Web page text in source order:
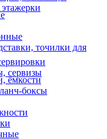
сервизы
точилки для
ёмкости
боксы